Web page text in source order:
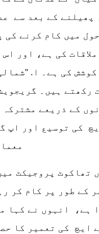
پھیلنے کے بعد سے
میں کام کرنے کی
کی ہے، اور
کوشش کی ہے۔ ا.
رکھتے ہیں۔
کے ذریعے
کی توسیع اور اپ
کے طور پر کام کر
ہے، انہوں نے کہا
ایچ کی تعمیر کا